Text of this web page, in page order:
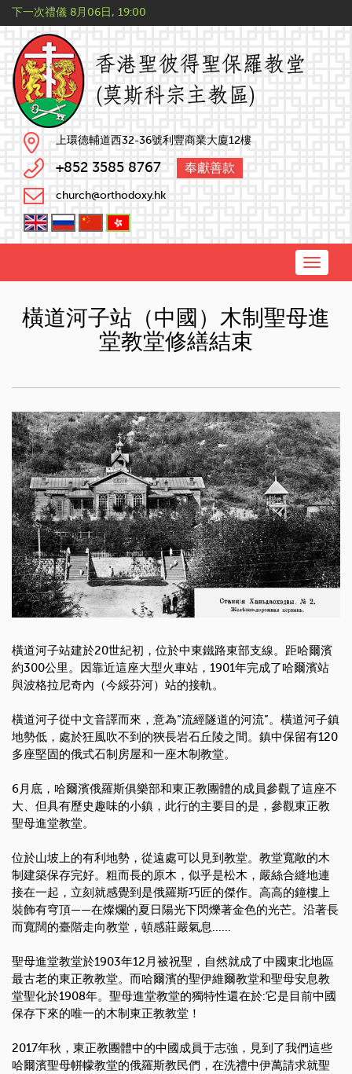
下一次禮儀 8月06日, 19:00
上環德輔道西32-36號利豐商業大廈12樓
+852 3585 8767 奉獻善款
church@orthodoxy.hk
Toggle
橫道河子站（中國）木制聖母進
堂教堂修繕結束
橫道河子站建於20世紀初，位於中東鐵路東部支線。距哈爾濱
約300公里。因靠近這座大型火車站， 1901年完成了哈爾濱站
與波格拉尼奇內（今綏芬河）站的接軌。
橫道河子從中文音譯而來，意為“流經隧道的河流”。橫道河子鎮
地勢低，處於狂風吹不到的狹長岩石丘陵之間。鎮中保留有120
多座堅固的俄式石制房屋和一座木制教堂。
6月底，哈爾濱俄羅斯俱樂部和東正教團體的成員參觀了這座不
大、但具有歷史趣味的小鎮，此行的主要目的是，參觀東正教
聖母進堂教堂。
位於山坡上的有利地勢，從遠處可以見到教堂。教堂寬敞的木
制建築保存完好。粗而長的原木，似乎是松木，嚴絲合縫地連
接在一起，立刻就感覺到是俄羅斯巧匠的傑作。高高的鐘樓上
裝飾有穹頂——在燦爛的夏日陽光下閃爍著金色的光芒。沿著長
而寬闊的臺階走向教堂，頓感莊嚴氣息......
聖母進堂教堂於1903年12月被祝聖，自然就成了中國東北地區
最古老的東正教教堂。而哈爾濱的聖伊維爾教堂和聖母安息教
堂聖化於1908年。聖母進堂教堂的獨特性還在於:它是目前中國
保存下來的唯一的木制東正教教堂！
2017年秋，東正教團體中的中國成員于志強，見到了我們這些
哈爾濱聖母帡幪教堂的俄羅斯教民們，在洗禮中伊萬請求就聖